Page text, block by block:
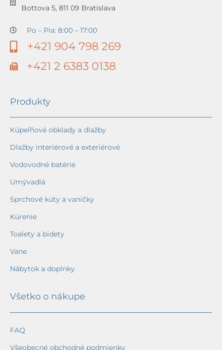
Bottova 5, 811 09 Bratislava
Po – Pia: 8:00 – 17:00
+421 904 798 269
+421 2 6383 0138
Produkty
Kúpeľňové obklady a dlažby
Dlažby interiérové a exteriérové
Vodovodné batérie
Umývadlá
Sprchové kúty a vaničky
Kúrenie
Toalety a bidety
Vane
Nábytok a doplnky
Všetko o nákupe
FAQ
Všeobecné obchodné podmienky